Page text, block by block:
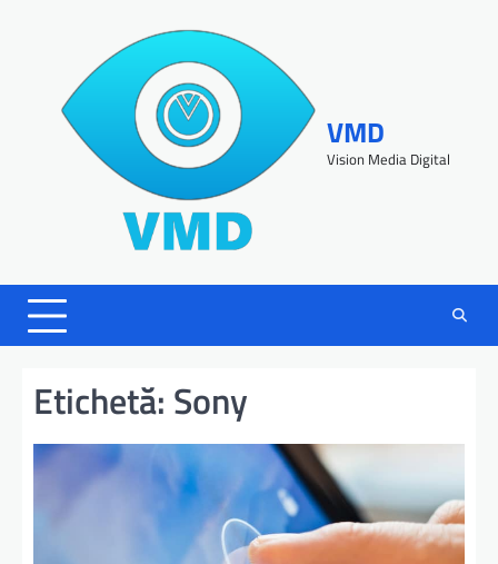
VMD
Vision Media Digital
Etichetă: Sony